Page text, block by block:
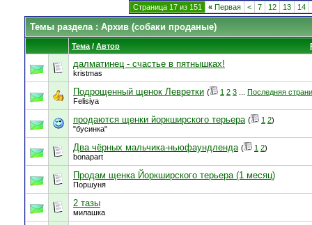
Страница 17 из 151 « Первая < 7 12 13 14
Темы раздела: Архив (собаки проданые)
Тема / Автор
далматинец - счастье в пятнышках!
kristmas
Подрощенный щенок Левретки ( 1 2 3
Последняя
Felisiya
продаются щенки йоркширского терьера ( 1 2)
"бусинка"
Два чёрных мальчика-ньюфаундленда ( 1 2)
bonapart
Продам щенка Йоркширского терьера (1 месяц)
Поршуня
2 тазы
милашка